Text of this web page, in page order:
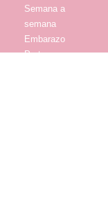
Semana a
semana
Embarazo
Parto